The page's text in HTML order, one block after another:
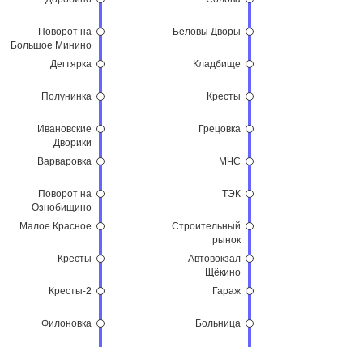
Поворот на
Большое Минино
Дегтярка
Полунинка
Ивановские
Дворики
Варваровка
Поворот на
Ознобищино
Малое Красное
Кресты
Кресты-2
Филоновка
Беловы Дворы
Кладбище
Кресты
Грецовка
МЧС
ТЭК
Строительный
рынок
Автовокзал
Щёкино
Гараж
Больница